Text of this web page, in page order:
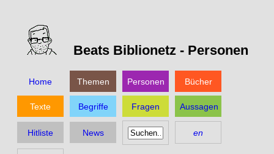
Beats Biblionetz - Personen
Home Themen Personen Bücher
Texte Begriffe Fragen Aussagen
Hitliste News en